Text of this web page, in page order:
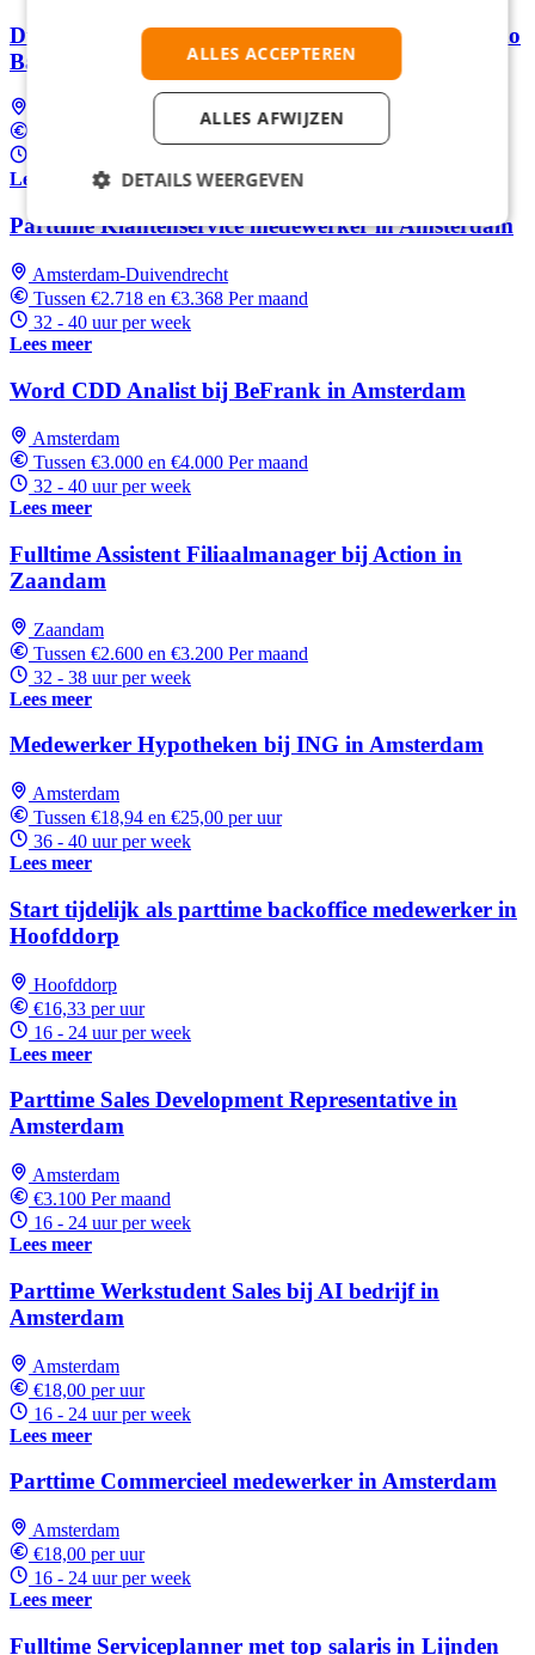
Duits-Nederlandse Klantenservice Medewerker Saxo
Bank in Amsterdam
Tussen €2.700 en €2.900 Per maand
Lees meer
Parttime Klantenservice medewerker in Amsterdam
Amsterdam-Duivendrecht
Tussen €2.718 en €3.368 Per maand
32 - 40 uur per week
Lees meer
Word CDD Analist bij BeFrank in Amsterdam
Amsterdam
Tussen €3.000 en €4.000 Per maand
32 - 40 uur per week
Lees meer
Fulltime Assistent Filiaalmanager bij Action in
Zaandam
Zaandam
Tussen €2.600 en €3.200 Per maand
32 - 38 uur per week
Lees meer
Medewerker Hypotheken bij ING in Amsterdam
Amsterdam
Tussen €18,94 en €25,00 per uur
36 - 40 uur per week
Lees meer
Start tijdelijk als parttime backoffice medewerker in
Hoofddorp
Hoofddorp
€16,33 per uur
16 - 24 uur per week
Lees meer
Parttime Sales Development Representative in
Amsterdam
Amsterdam
€3.100 Per maand
16 - 24 uur per week
Lees meer
Parttime Werkstudent Sales bij AI bedrijf in
Amsterdam
Amsterdam
€18,00 per uur
16 - 24 uur per week
Lees meer
Parttime Commercieel medewerker in Amsterdam
Amsterdam
€18,00 per uur
16 - 24 uur per week
Lees meer
Fulltime Serviceplanner met top salaris in Lijnden
ALLES ACCEPTEREN
ALLES AFWIJZEN
DETAILS WEERGEVEN